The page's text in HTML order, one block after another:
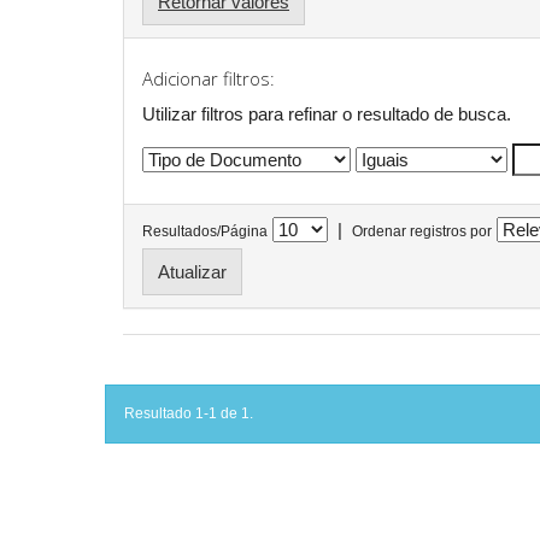
Adicionar filtros:
Utilizar filtros para refinar o resultado de busca.
Resultados/Página | Ordenar registros por
Resultado 1-1 de 1.